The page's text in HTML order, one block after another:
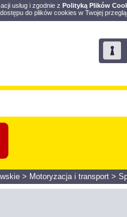
usług i zgodnie z Polityką Plików
do plików cookies w Twojej
> Motoryzacja i transport >